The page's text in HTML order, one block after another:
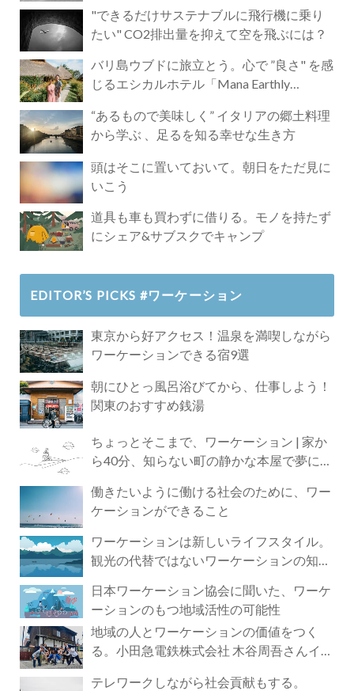
"できるだけサステナブルに飛行機に乗り
たい" CO2排出量を抑えて空を飛ぶには？
バリ島ウブドに旅立とう。心で ”良さ" を感
じるエシカルホテル「Mana Earthly
“あるもので美味しく” イタリアの郷土料理
から学ぶ 、足るを知る幸せな生き方
頭はそこに置いておいて。朝日をただ見に
いこう
道具も車も買わずに借りる。モノを持たず
にシェア&サブスクでキャンプ
EDITOR’S PICKS #ワーケーション
東京から好アクセス！温泉を満喫しながら
ワーケーションできる宿9選
朝にひとっ風呂浴びてから、仕事しよう！
関東のおすすめ銭湯
ちょっとそこまで、ワーケーション | 家か
ら40分、知らない町の静かな本屋で夢に近
働きたいように働ける社会のために、ワー
ケーションができること
ワーケーションは新しいライフスタイル。
観光の代替ではないワーケーションの知ら
日本ワーケーション協会に聞いた、ワーケ
ーションのもつ地域活性の可能性
地域の人とワーケーションの価値をつく
る。小田急電鉄株式会社 木谷周吾さんイン
テレワークしながら社会貢献もする。